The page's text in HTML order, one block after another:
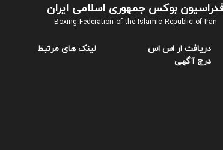
بوکس جمهوری اسلامی ایران
Boxing Federation of the Islamic Republic of Iran
دریافت ار اس اس
درج آگهی
لینک های مرتبط